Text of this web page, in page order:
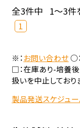
全3件中 1～3件
1
※：お問い合わせ○
□：在庫あり-培養
扱いを中止しており
製品発送スケジュ